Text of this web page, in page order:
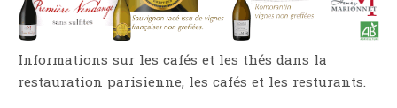
Informations sur les cafés et les thés dans la
restauration parisienne, les cafés et les resturants.